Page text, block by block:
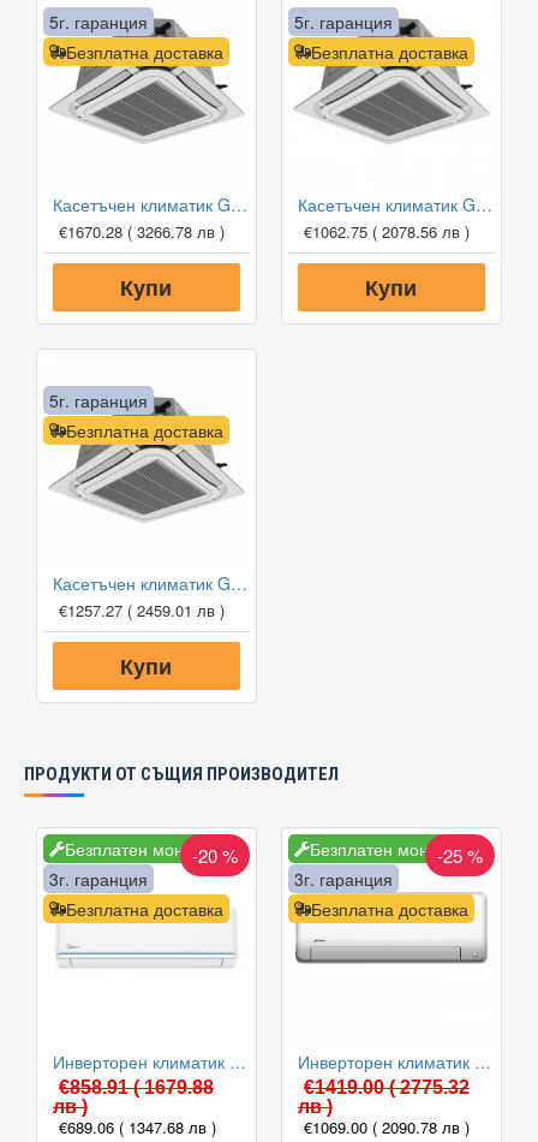
Безплатна доставка
5г. гаранция
Касетъчен климатик Gree GUD71T1/A-S/GUD71W1/NhA-S, 24 000 BTU, Клас A++
€1670.28 ( 3266.78 лв )
Купи
Безплатна доставка
5г. гаранция
Касетъчен климатик Gree GUD35T1/A-S/GUD35W1/NhA-S, 12 000 BTU, Клас A++
€1062.75 ( 2078.56 лв )
Купи
Безплатна доставка
5г. гаранция
Касетъчен климатик Gree GUD50T1/A1-S/GUD50W1/NhA-S, 18 000 BTU, Клас A+
€1257.27 ( 2459.01 лв )
Купи
ПРОДУКТИ ОТ СЪЩИЯ ПРОИЗВОДИТЕЛ
Безплатен монтаж
Безплатна доставка
3г. гаранция
-20 %
Инверторен климатик Midea AG2Eco-12NXD0-I(B)/AG2Eco-12N8D0-O(B) Xtreme Eco, 12000 BTU, Клас A++
€858.91( 1679.88
лв )
€689.06 ( 1347.68 лв )
Безплатен монтаж
Безплатна доставка
3г. гаранция
-25 %
Инверторен климатик Midea MSEPCU-18HRFN8-QRD0GW/MOX430-18HFN8-QRD0GW All Easy Pro Nordic, 18000 BTU, Клас A+++
€1419.00( 2775.32
лв )
€1069.00 ( 2090.78 лв )